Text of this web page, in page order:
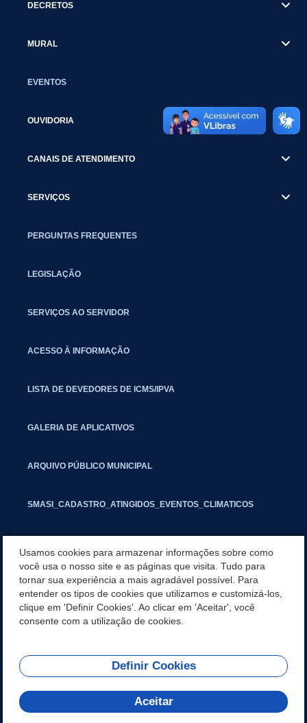
DECRETOS
MURAL
EVENTOS
OUVIDORIA
CANAIS DE ATENDIMENTO
SERVIÇOS
PERGUNTAS FREQUENTES
LEGISLAÇÃO
SERVIÇOS AO SERVIDOR
ACESSO À INFORMAÇÃO
LISTA DE DEVEDORES DE ICMS/IPVA
GALERIA DE APLICATIVOS
ARQUIVO PÚBLICO MUNICIPAL
SMASI_CADASTRO_ATINGIDOS_EVENTOS_CLIMATICOS
INFORMATIVO PIT
SEGUNDA VIA IPTU
REDES SOCIAIS
Usamos cookies para armazenar informações sobre como
você usa o nosso site e as páginas que visita. Tudo para
tornar sua experiência a mais agradável possível. Para
entender os tipos de cookies que utilizamos e customizá-los,
clique em 'Definir Cookies'. Ao clicar em 'Aceitar', você
consente com a utilização de cookies.
Definir Cookies
Aceitar